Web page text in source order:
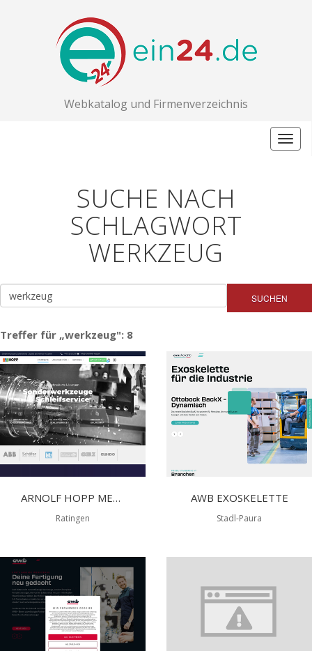
Webkatalog und Firmenverzeichnis
SUCHE NACH
SCHLAGWORT
WERKZEUG
SUCHEN
Treffer für „werkzeug": 8
ARNOLF HOPP METALSCHLEIFEREI E.K
Ratingen
AWB EXOSKELETTE
Stadl-Paura